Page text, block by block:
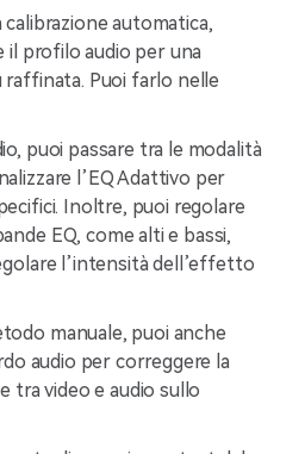
automatica,
profilo audio per una
Puoi farlo nelle
puoi passare tra le modalità
l’EQ Adattivo per
Inoltre, puoi regolare
EQ, come alti e bassi,
l’intensità dell’effetto
manuale, puoi anche
audio per correggere la
tra video e audio sullo